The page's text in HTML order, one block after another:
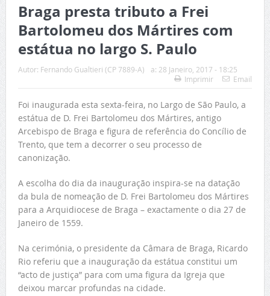
Braga presta tributo a Frei
Bartolomeu dos Mártires com
estátua no largo S. Paulo
Autor: Fernando Gualtieri (CP 7889-A) a: 28 Janeiro, 2017 - 18:25
Imprimir
Email
Foi inaugurada esta sexta-feira, no Largo de São Paulo, a
estátua de D. Frei Bartolomeu dos Mártires, antigo
Arcebispo de Braga e figura de referência do Concílio de
Trento, que tem a decorrer o seu processo de
canonização.
A escolha do dia da inauguração inspira-se na datação
da bula de nomeação de D. Frei Bartolomeu dos Mártires
para a Arquidiocese de Braga – exactamente o dia 27 de
Janeiro de 1559.
Na cerimónia, o presidente da Câmara de Braga, Ricardo
Rio referiu que a inauguração da estátua constitui um
“acto de justiça” para com uma figura da Igreja que
deixou marcar profundas na cidade.